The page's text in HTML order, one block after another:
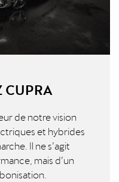
CUPRA
de notre vision
et hybrides
Il ne s’agit
mais d’un